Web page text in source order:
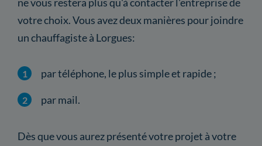
votre choix. Vous avez deux manières pour joindre
un chauffagiste à Lorgues:
par téléphone, le plus simple et rapide ;
par mail.
Dès que vous aurez présenté votre projet à votre